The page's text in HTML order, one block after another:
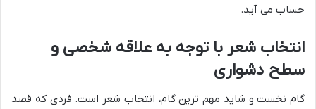
حساب می آید.
انتخاب شعر با توجه به علاقه شخصی و
سطح دشواری
گام نخست و شاید مهم ترین گام، انتخاب شعر است. فردی که قصد